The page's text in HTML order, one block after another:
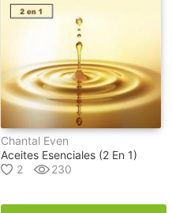
Chantal Even
Aceites Esenciales (2 En 1)
2
230